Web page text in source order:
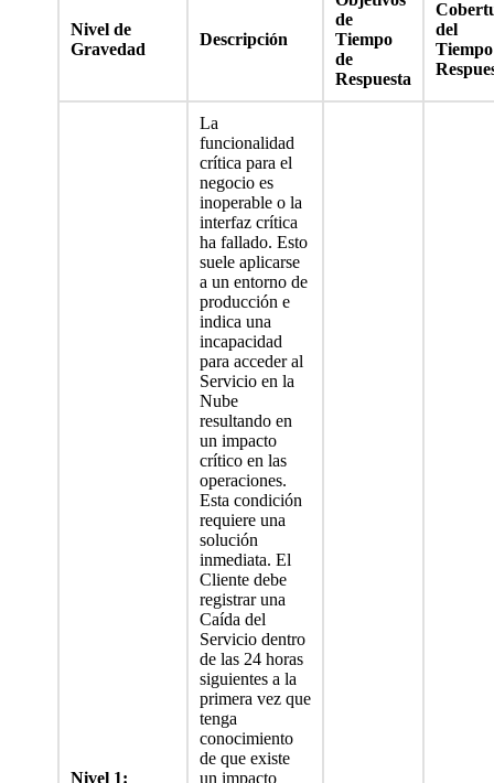
Nivel de
Gravedad
Descripción
de
Tiempo
de
Respuesta
del
Nivel 1:
La
funcionalidad
crítica para el
negocio es
inoperable o la
interfaz crítica
ha fallado. Esto
suele aplicarse
a un entorno de
producción e
indica una
incapacidad
para acceder al
Servicio en la
Nube
resultando en
un impacto
crítico en las
operaciones.
Esta condición
requiere una
solución
inmediata. El
Cliente debe
registrar una
Caída del
Servicio dentro
de las 24 horas
siguientes a la
primera vez que
tenga
conocimiento
de que existe
un impacto